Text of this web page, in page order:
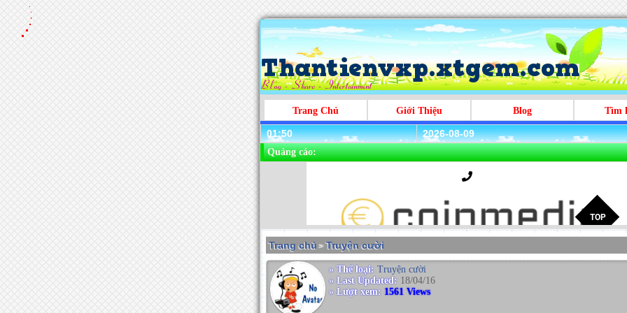
Trang Chủ Giới Thiệu Blog Tìm
01:50 2026-08-09
Quảng cáo:
Trang chủ >Truyện cười
» Thể loại: Truyện cười
» Last Updated: 18/04/16
» Lượt xem: 1561 Views